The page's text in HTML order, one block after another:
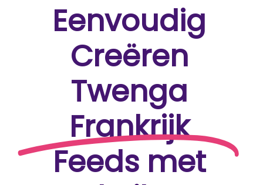
Eenvoudig
Creëren
Twenga
Frankrijk
Feeds met